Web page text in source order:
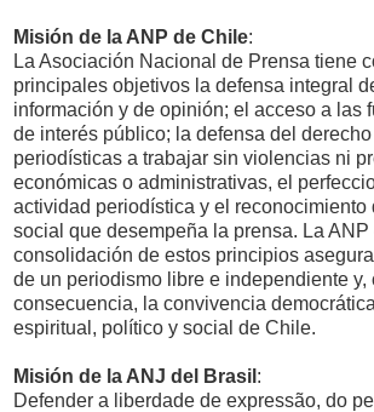
Misión de la ANP de Chile:
La Asociación Nacional de Prensa tiene
principales objetivos la defensa integral
información y de opinión; el acceso a las
de interés público; la defensa del
periodísticas a trabajar sin violencias ni
económicas o administrativas, el
actividad periodística y el reconocimiento
social que desempeña la prensa. La ANP
consolidación de estos principios
de un periodismo libre e independiente y,
consecuencia, la convivencia
espiritual, político y social de Chile.
Misión de la ANJ del Brasil :
Defender a liberdade de expressão, do